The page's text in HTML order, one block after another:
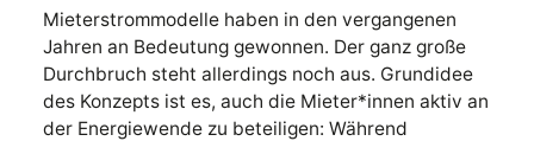
Mieterstrommodelle haben in den vergangenen
Jahren an Bedeutung gewonnen. Der ganz große
Durchbruch steht allerdings noch aus. Grundidee
des Konzepts ist es, auch die Mieter*innen aktiv an
der Energiewende zu beteiligen: Während